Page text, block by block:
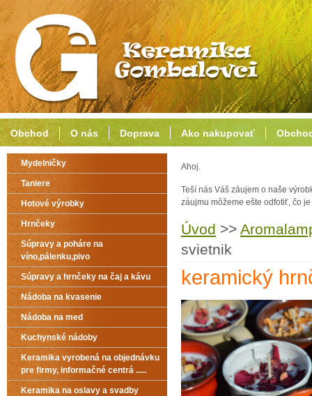
Ahoj.
Teší nás Váš záujem o naše
záujmu môžeme ešte odfotiť, čo
Úvod >>
svietnik
keramický
Mydelničky
Taniere
Hotové výrobky
Hrnčeky
Súpravy a poháre na
víno,pálenku,pivo
Súpravy a hrnčeky na čaj a kávu
Nádoba na kvasenie
Nádoba na med
Kuchynské nádoby
Keramika vyrobená na objednávku
pre firmy, informačné centrá .....
Keramika na oslavy a svadby
Obchod O nás Doprava Ako nakupovať